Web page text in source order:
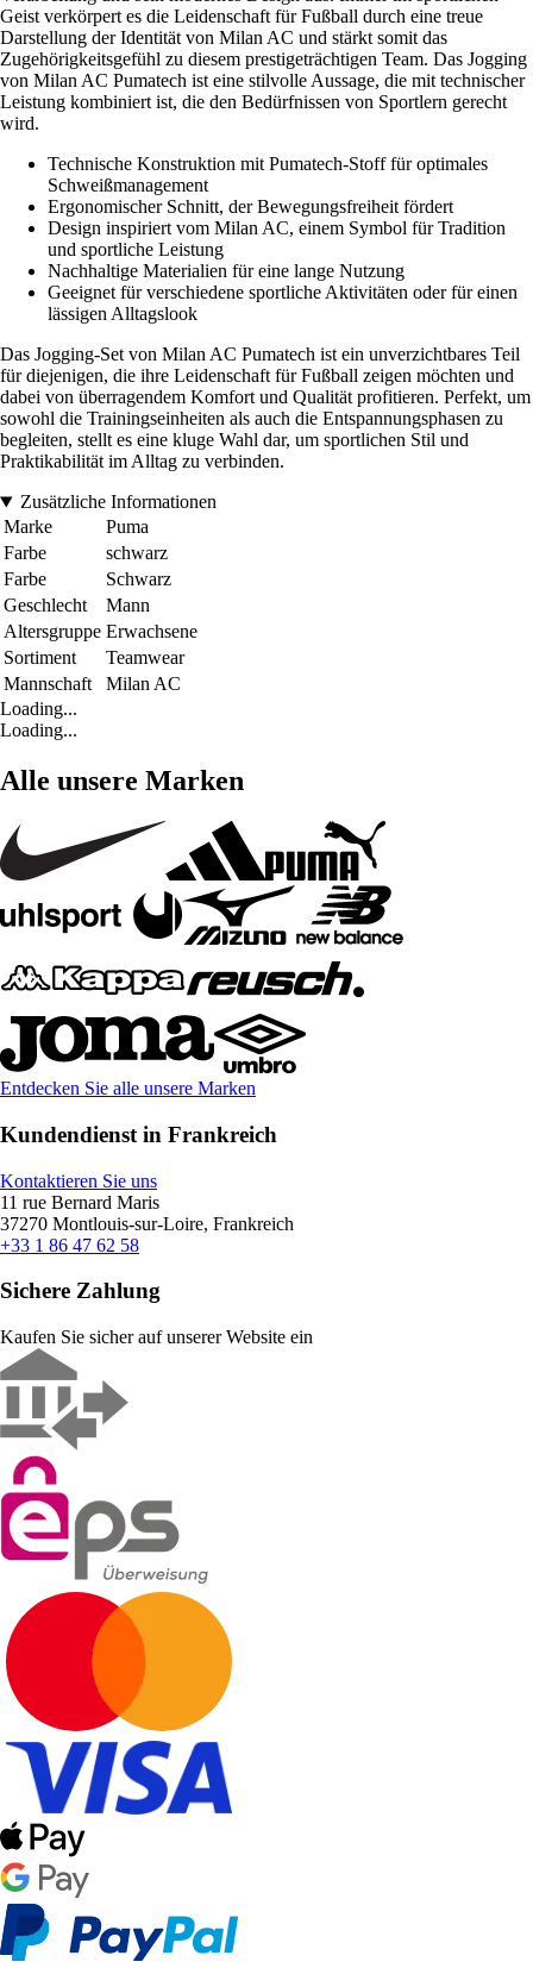
Geist verkörpert es die Leidenschaft für Fußball durch eine treue
Darstellung der Identität von Milan AC und stärkt somit das
Zugehörigkeitsgefühl zu diesem prestigeträchtigen Team. Das Jogging
von Milan AC Pumatech ist eine stilvolle Aussage, die mit technischer
Leistung kombiniert ist, die den Bedürfnissen von Sportlern gerecht
wird.
Technische Konstruktion mit Pumatech-Stoff für optimales
Schweißmanagement
Ergonomischer Schnitt, der Bewegungsfreiheit fördert
Design inspiriert vom Milan AC, einem Symbol für Tradition
und sportliche Leistung
Nachhaltige Materialien für eine lange Nutzung
Geeignet für verschiedene sportliche Aktivitäten oder für einen
lässigen Alltagslook
Das Jogging-Set von Milan AC Pumatech ist ein unverzichtbares Teil
für diejenigen, die ihre Leidenschaft für Fußball zeigen möchten und
dabei von überragendem Komfort und Qualität profitieren. Perfekt, um
sowohl die Trainingseinheiten als auch die Entspannungsphasen zu
begleiten, stellt es eine kluge Wahl dar, um sportlichen Stil und
Praktikabilität im Alltag zu verbinden.
Zusätzliche Informationen
Marke
Puma
Farbe
schwarz
Farbe
Schwarz
Geschlecht
Mann
Altersgruppe Erwachsene
Sortiment
Teamwear
Mannschaft
Milan AC
Loading...
Loading...
Alle unsere Marken
Entdecken Sie alle unsere Marken
Kundendienst in Frankreich
Kontaktieren Sie uns
11 rue Bernard Maris
37270 Montlouis-sur-Loire, Frankreich
+33 1 86 47 62 58
Sichere Zahlung
Kaufen Sie sicher auf unserer Website ein